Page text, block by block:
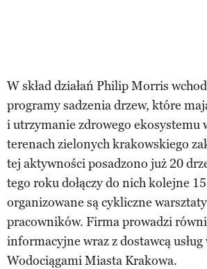
W skład działań Philip Morris
programy sadzenia drzew, które
i utrzymanie zdrowego ekosystemu
terenach zielonych krakowskiego
tej aktywności posadzono już 20
tego roku dołączy do nich kolejne
organizowane są cykliczne
pracowników. Firma prowadzi
informacyjne wraz z dostawcą
Wodociągami Miasta Krakowa.